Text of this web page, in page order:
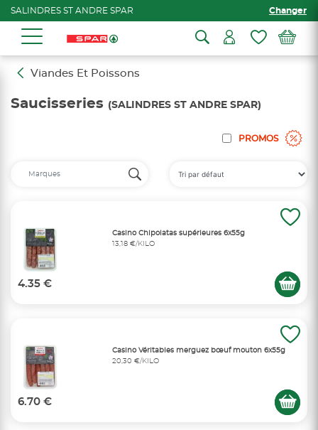
SALINDRES ST ANDRE SPAR Changer
Viandes Et Poissons
Saucisseries (SALINDRES ST ANDRE SPAR)
PROMOS
Casino Chipolatas supérieures 6x55g
13,18 €/KILO
4.35 €
Casino Véritables merguez bœuf mouton 6x55g
20,30 €/KILO
6.70 €